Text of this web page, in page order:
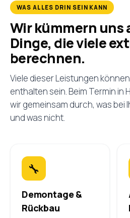
WAS ALLES DRIN SEIN KANN
Wir kümmern uns
Dinge, die viele
berechnen.
Viele dieser Leistungen
enthalten sein. Beim Termin in
wir gemeinsam durch, was bei
und was nicht.
🔧
Demontage &
Rückbau